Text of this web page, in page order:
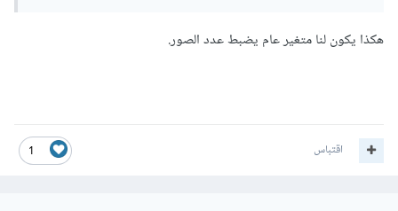
هكذا يكون لنا متغير عام يضبط عدد الصور.
1 اقتباس